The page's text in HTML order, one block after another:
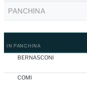
PANCHINA
IN PANCHINA
BERNASCONI
COMI